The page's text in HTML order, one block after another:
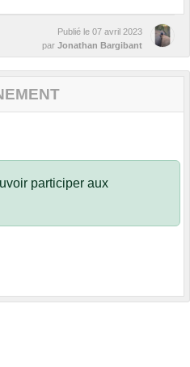
Publié le 07 avril 2023
par Jonathan Bargibant
participer aux